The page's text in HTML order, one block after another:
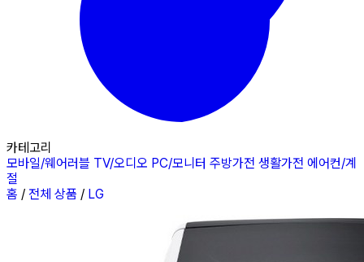
카테고리
모바일/웨어러블 TV/오디오 PC/모니터 주방가전 생활가전 에어컨/계
절
홈 / 전체 상품 / LG